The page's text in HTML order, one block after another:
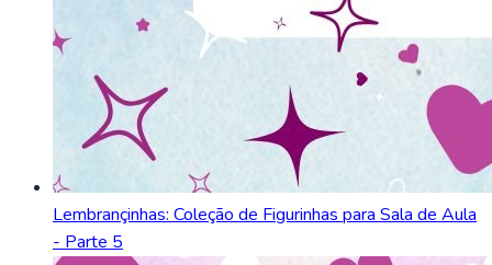
Lembrançinhas: Coleção de Figurinhas para Sala de Aula
- Parte 5